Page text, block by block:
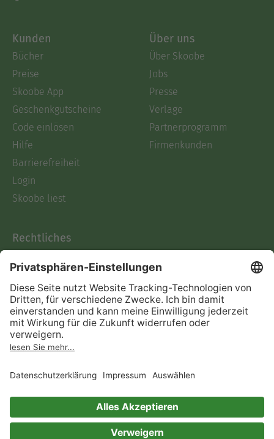
Kunden
Bücher
Preise
Skoobe App
Geschenkgutscheine
Code einlösen
Hilfe
Barrierefreiheit
Login
Skoobe liest
Über uns
Über Skoobe
Jobs
Presse
Verlage
Partnerprogramm
Firmenkunden
Rechtliches
AGB
Informationen nach Data
Act
Verträge hier kündigen
Impressum
Immer ein gutes Buch